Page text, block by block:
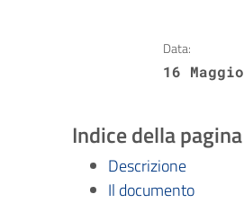
Data:
16
Indice della pagina
Descrizione
Il documento